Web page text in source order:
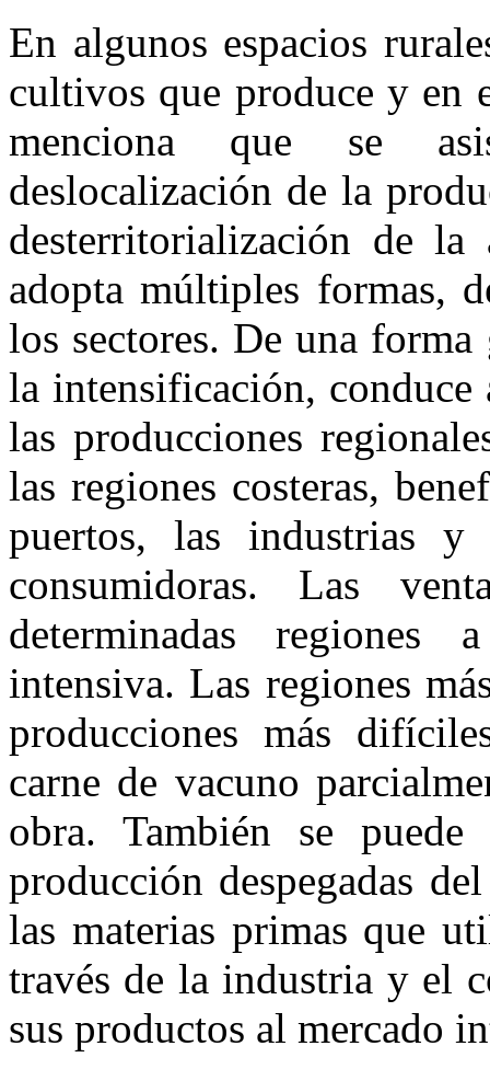
En algunos espacios
cultivos que produce y en
menciona que se
deslocalización de la
desterritorialización de la
adopta múltiples formas,
los sectores. De una
la intensificación, conduce
las producciones
las regiones costeras,
puertos, las industrias y
consumidoras. Las
determinadas
intensiva. Las regiones
producciones más
carne de vacuno
obra. También se
producción despegadas
las materias primas que
través de la industria y el
sus productos al mercado